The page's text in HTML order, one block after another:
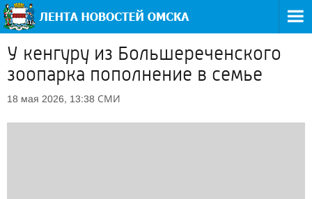
У кенгуру из Большереченского
зоопарка пополнение в семье
18 мая 2026, 13:38 СМИ